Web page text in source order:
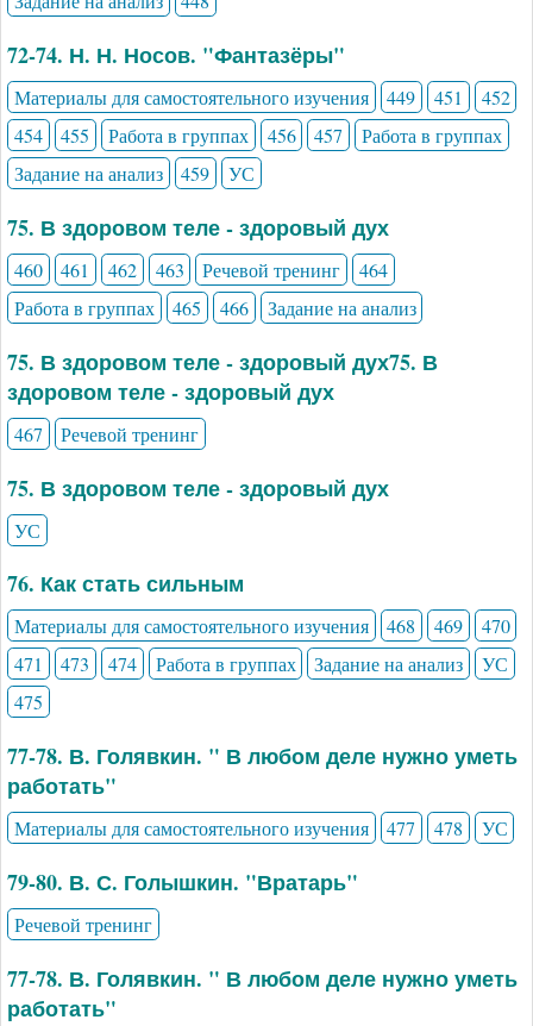
72-74. Н. Н. Носов. "Фантазёры"
Материалы для самостоятельного изучения 449 451
452
454
455 Работа в группах 456 457
Работа в группах
Задание на анализ
459 УС
75. В здоровом теле - здоровый дух
460 461 462 463 Речевой тренинг
464
Работа в группах
465 466 Задание на анализ
75. В здоровом теле - здоровый дух75. В
здоровом теле - здоровый дух
467 Речевой тренинг
75. В здоровом теле - здоровый дух
УС
76. Как стать сильным
Материалы для самостоятельного изучения 468 469
470
471
473 474 Работа в группах Задание на анализ
УС
475
77-78. В. Голявкин. " В любом деле нужно уметь
работать"
Материалы для самостоятельного изучения 477 478 УС
79-80. В. С. Голышкин. "Вратарь"
Речевой тренинг
77-78. В. Голявкин. " В любом деле нужно уметь
работать"